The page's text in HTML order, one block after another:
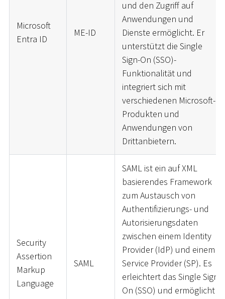
Microsoft
Entra ID
ME-ID
und den Zugriff auf
Anwendungen und
Dienste ermöglicht. Er
unterstützt die Single
Sign-On (SSO)-
Funktionalität und
integriert sich mit
verschiedenen Microsoft-
Produkten und
Anwendungen von
Drittanbietern.
Security
Assertion
Markup
Language
SAML
SAML ist ein auf XML
basierendes Framework
zum Austausch von
Authentifizierungs- und
Autorisierungsdaten
zwischen einem Identity
Provider (IdP) und einem
Service Provider (SP). Es
erleichtert das Single Sign-
On (SSO) und ermöglicht